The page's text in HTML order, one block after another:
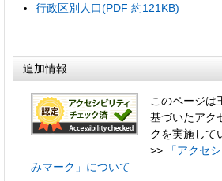
行政区別人口(PDF 約121KB)
追加情報
このページは
基づいたアク
クを実施して
>>
「アクセ
みマーク」について